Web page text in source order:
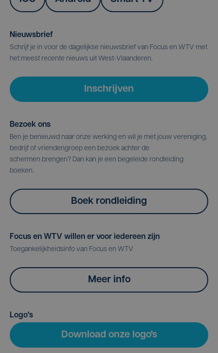
Nieuwsbrief
Schrijf je in voor de dagelijkse nieuwsbrief van Focus en WTV met
het meest recente nieuws uit West-Vlaanderen.
Inschrijven
Bezoek ons
Ben je benieuwd naar onze werking en wil je met jouw vereniging,
bedrijf of vriendengroep een bezoek achter de
schermen brengen? Dan kan je een begeleide rondleiding
boeken.
Boek rondleiding
Focus en WTV willen er voor iedereen zijn
Toegankelijkheidsinfo van Focus en WTV
Meer info
Logo's
Download onze logo's